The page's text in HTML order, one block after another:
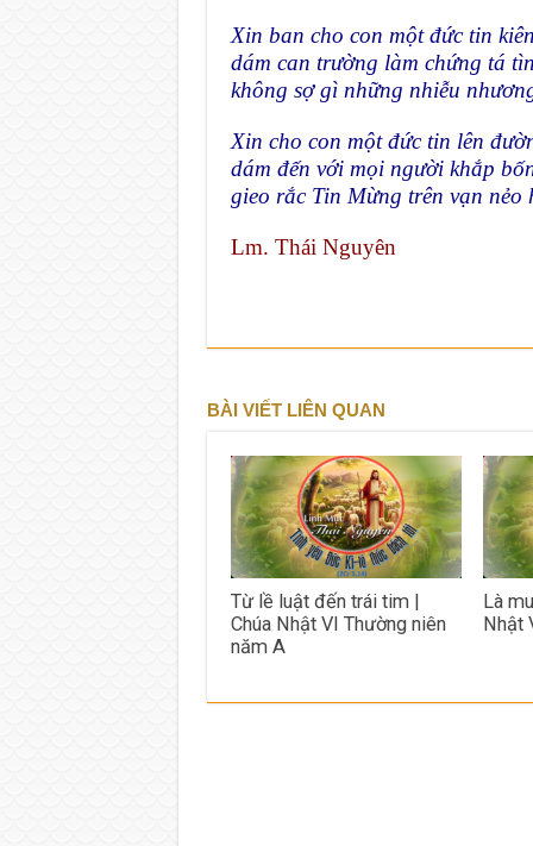
Xin ban cho con một đức tin
dám can trường làm chứng tá
không sợ gì những nhiễu
Xin cho con một đức tin lên
dám đến với mọi người khắp
gieo rắc Tin Mừng trên vạn nẻo
Lm. Thái Nguyên
BÀI VIẾT LIÊN QUAN
Từ lề luật đến trái tim |
Chúa Nhật VI Thường niên
năm A
Là
Nhật